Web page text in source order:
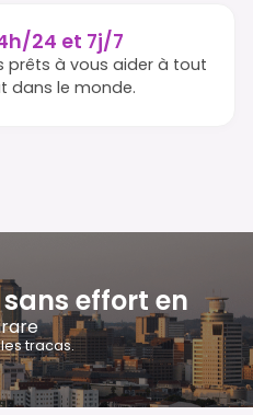
24 et 7j/7
prêts à vous aider à tout
dans le monde.
effort en
tracas.